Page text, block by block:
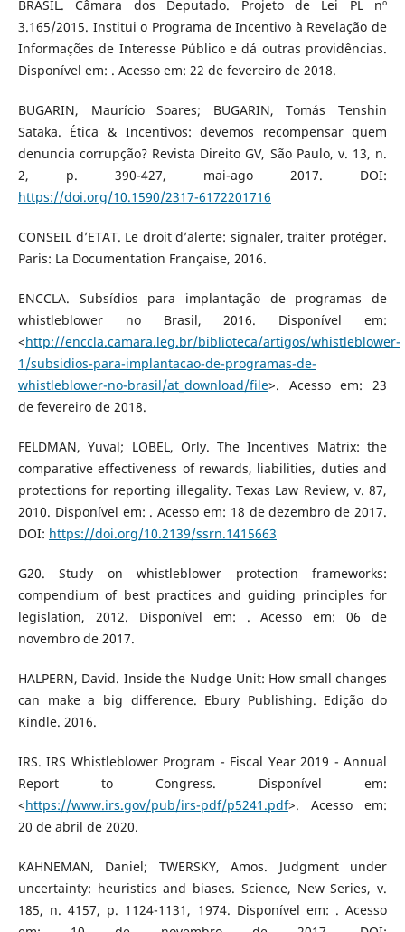
BRASIL. Câmara dos Deputado. Projeto de Lei PL nº
3.165/2015. Institui o Programa de Incentivo à Revelação de
Informações de Interesse Público e dá outras providências.
Disponível em: . Acesso em: 22 de fevereiro de 2018.
BUGARIN, Maurício Soares; BUGARIN, Tomás Tenshin
Sataka. Ética & Incentivos: devemos recompensar quem
denuncia corrupção? Revista Direito GV, São Paulo, v. 13, n.
2, p. 390-427, mai-ago 2017. DOI:
https://doi.org/10.1590/2317-6172201716
CONSEIL d’ETAT. Le droit d’alerte: signaler, traiter protéger.
Paris: La Documentation Française, 2016.
ENCCLA. Subsídios para implantação de programas de
whistleblower no Brasil, 2016. Disponível em:
<http://enccla.camara.leg.br/biblioteca/artigos/whistleblower-
1/subsidios-para-implantacao-de-programas-de-
whistleblower-no-brasil/at_download/file>. Acesso em: 23
de fevereiro de 2018.
FELDMAN, Yuval; LOBEL, Orly. The Incentives Matrix: the
comparative effectiveness of rewards, liabilities, duties and
protections for reporting illegality. Texas Law Review, v. 87,
2010. Disponível em: . Acesso em: 18 de dezembro de 2017.
DOI: https://doi.org/10.2139/ssrn.1415663
G20. Study on whistleblower protection frameworks:
compendium of best practices and guiding principles for
legislation, 2012. Disponível em: . Acesso em: 06 de
novembro de 2017.
HALPERN, David. Inside the Nudge Unit: How small changes
can make a big difference. Ebury Publishing. Edição do
Kindle. 2016.
IRS. IRS Whistleblower Program - Fiscal Year 2019 - Annual
Report to Congress. Disponível em:
<https://www.irs.gov/pub/irs-pdf/p5241.pdf>. Acesso em:
20 de abril de 2020.
KAHNEMAN, Daniel; TWERSKY, Amos. Judgment under
uncertainty: heuristics and biases. Science, New Series, v.
185, n. 4157, p. 1124-1131, 1974. Disponível em: . Acesso